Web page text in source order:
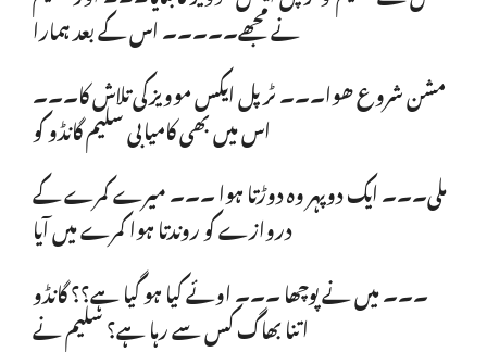
نے مجھے۔۔۔۔۔ اس کے بعد ہمارا
مشن شروع ھوا۔۔۔ ٹرپل ایکس موویزکی تلاش کا۔۔۔
اس میں بھی کامیابی سلیم گانڈو کو
ملی۔۔۔ ایک دوپہر وہ دوڑتا ہوا ۔۔۔ میرے کمرے کے
دروازے کو روندتا ہوا کمرے میں آیا
۔۔۔ میں نے پوچھا ۔۔۔ اوئے کیا ہو گیا ہے؟؟ گانڈو
اتنا بھاگ کس سے رہا ہے؟ سلیم نے